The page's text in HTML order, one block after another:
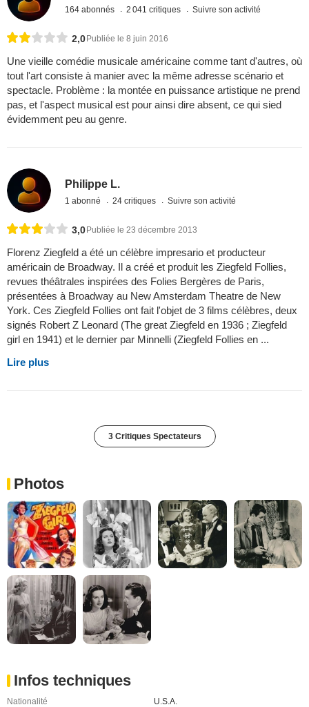
164 abonnés 2 041 critiques Suivre son activité
2,0Publiée le 8 juin 2016
Une vieille comédie musicale américaine comme tant d'autres, où
tout l'art consiste à manier avec la même adresse scénario et
spectacle. Problème : la montée en puissance artistique ne prend
pas, et l'aspect musical est pour ainsi dire absent, ce qui sied
évidemment peu au genre.
Philippe L.
1 abonné 24 critiques Suivre son activité
3,0Publiée le 23 décembre 2013
Florenz Ziegfeld a été un célèbre impresario et producteur
américain de Broadway. Il a créé et produit les Ziegfeld Follies,
revues théâtrales inspirées des Folies Bergères de Paris,
présentées à Broadway au New Amsterdam Theatre de New
York. Ces Ziegfeld Follies ont fait l'objet de 3 films célèbres, deux
signés Robert Z Leonard (The great Ziegfeld en 1936 ; Ziegfeld
girl en 1941) et le dernier par Minnelli (Ziegfeld Follies en ...
Lire plus
3 Critiques Spectateurs
Photos
Infos techniques
Nationalité
U.S.A.